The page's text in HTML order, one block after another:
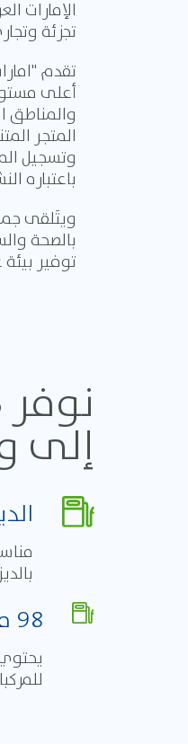
تجزئة
أعلى
والمناطق
المتجر
وتسجيل
باعتباره
ويتَلقى
بالصحة
توفير
إلى وقود
98 ممتاز